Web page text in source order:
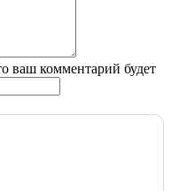
ваш комментарий будет